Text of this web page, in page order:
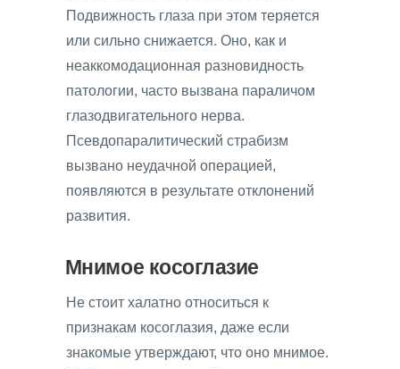
Подвижность глаза при этом теряется
или сильно снижается. Оно, как и
неаккомодационная разновидность
патологии, часто вызвана параличом
глазодвигательного нерва.
Псевдопаралитический страбизм
вызвано неудачной операцией,
появляются в результате отклонений
развития.
Мнимое косоглазие
Не стоит халатно относиться к
признакам косоглазия, даже если
знакомые утверждают, что оно мнимое.